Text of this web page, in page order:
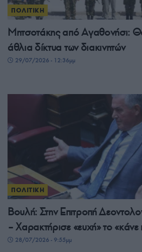
ΠΟΛΙΤΙΚΗ
Μητσοτάκης από Αγαθονήσι:
άθλια δίκτυα των διακινητών
29/07/2026 - 12:36μμ
ΠΟΛΙΤΙΚΗ
Βουλή: Στην Επιτροπή
– Χαρακτήρισε «ευχή» το «κάνε
28/07/2026 - 9:55μμ